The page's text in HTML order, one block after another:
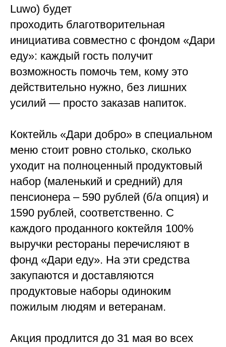
Luwo) будет
проходить благотворительная
инициатива совместно с фондом «Дари
еду»: каждый гость получит
возможность помочь тем, кому это
действительно нужно, без лишних
усилий — просто заказав напиток.
Коктейль «Дари добро» в специальном
меню стоит ровно столько, сколько
уходит на полноценный продуктовый
набор (маленький и средний) для
пенсионера – 590 рублей (б/а опция) и
1590 рублей, соответственно. С
каждого проданного коктейля 100%
выручки рестораны перечисляют в
фонд «Дари еду». На эти средства
закупаются и доставляются
продуктовые наборы одиноким
пожилым людям и ветеранам.
Акция продлится до 31 мая во всех